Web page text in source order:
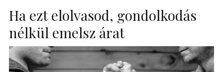
Ha ezt elolvasod, gondolkodás
nélkül emelsz árat